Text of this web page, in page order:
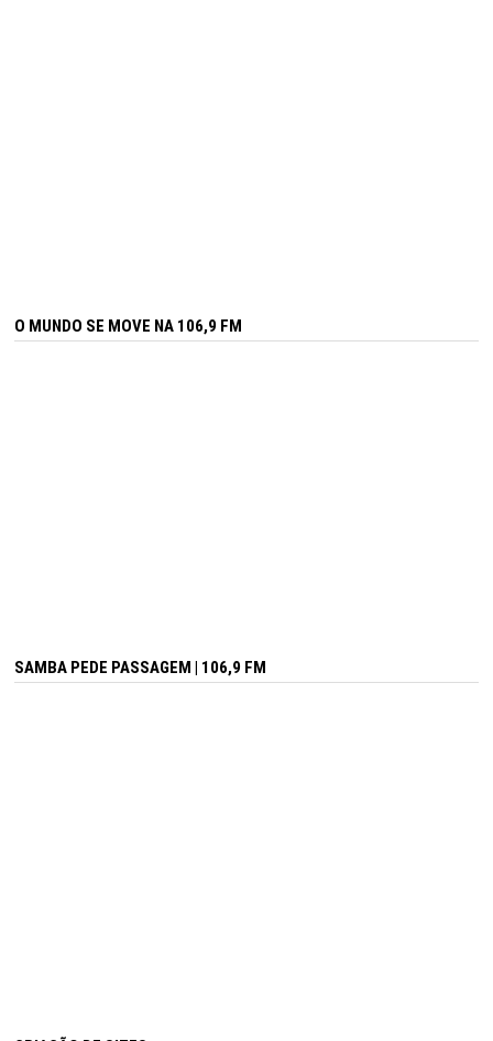
O MUNDO SE MOVE NA 106,9 FM
SAMBA PEDE PASSAGEM | 106,9 FM